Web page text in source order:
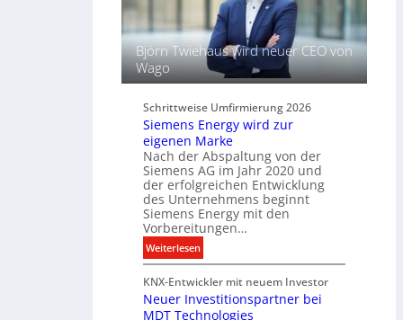
h
t
u
d
B
e
l
e
u
c
h
t
u
n
g
s
l
f
ü
r
i
g
i
t
a
l
e
P
r
o
d
u
Björn Twiehaus wird neuer CEO von
Wago
Schrittweise Umfirmierung 2026
Siemens Energy wird zur
eigenen Marke
Nach der Abspaltung von der
Siemens AG im Jahr 2020 und
der erfolgreichen Entwicklung
des Unternehmens beginnt
Siemens Energy mit den
Vorbereitungen…
Weiterlesen:
S
i
e
m
KNX-Entwickler mit neuem Investor
Neuer Investitionspartner bei
MDT Technologies